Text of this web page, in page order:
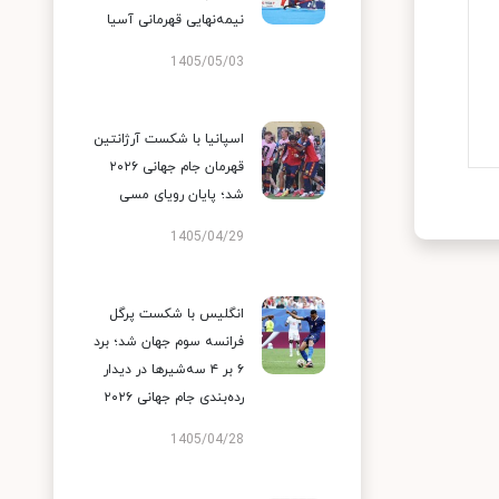
نیمه‌نهایی قهرمانی آسیا
1405/05/03
اسپانیا با شکست آرژانتین
قهرمان جام جهانی ۲۰۲۶
شد؛ پایان رویای مسی
1405/04/29
انگلیس با شکست پرگل
فرانسه سوم جهان شد؛ برد
۶ بر ۴ سه‌شیرها در دیدار
رده‌بندی جام جهانی ۲۰۲۶
1405/04/28